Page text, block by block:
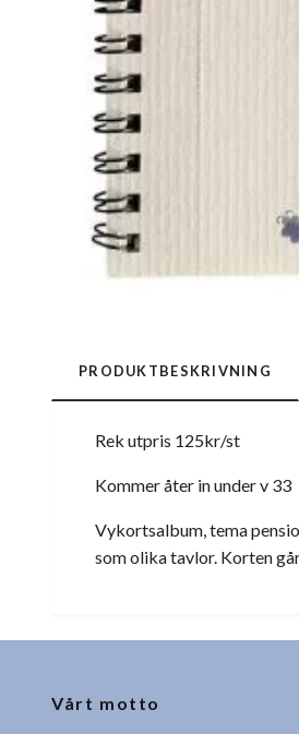
PRODUKTBESKRIVNING
Rek utpris 125kr/st
Kommer åter in under v 33
Vykortsalbum, tema
som olika tavlor. Korten
Vårt motto